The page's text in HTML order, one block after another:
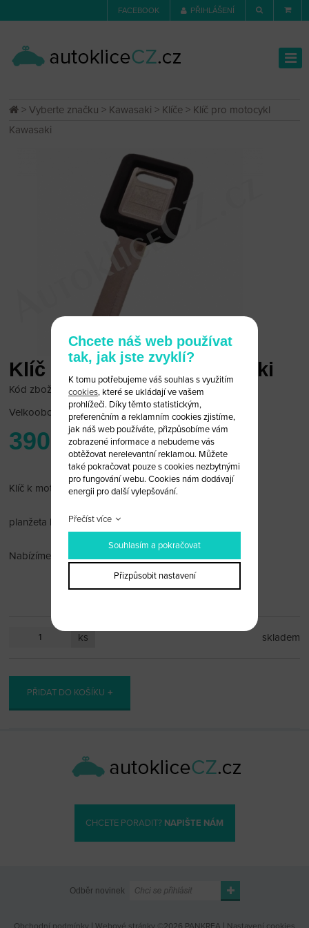
FACEBOOK PŘIHLÁŠENÍ
>Vyberte značku > Kawasaki > Klíče > Klíč pro motocykl
Kawasaki
Klíč pro motocykl Kawasaki
Kód zboží: KAW MOTO 01
Velkoobchodní cena:po přihlášení
390 Kč
Klíč k motocyklu Kawasaki
planžeta levostranná
Nabízíme též vybroušení planžety.
ks skladem
PŘIDAT DO KOŠÍKU
CHCETE PORADIT? NAPIŠTE NÁM
Odběr novinek
Obchodní podmínky | Webové stránky ©2026 PANKREA | Nastavení cookies
Chcete náš web používat
tak, jak jste zvyklí?
K tomu potřebujeme váš souhlas s využitím
cookies, které se ukládají ve vašem
prohlížeči. Díky těmto statistickým,
preferenčním a reklamním cookies zjistíme,
jak náš web používáte, přizpůsobíme vám
zobrazené informace a nebudeme vás
obtěžovat nerelevantní reklamou. Můžete
také pokračovat pouze s cookies nezbytnými
pro fungování webu. Cookies nám dodávají
energii pro další vylepšování.
Přečíst více
Souhlasím a pokračovat
Přizpůsobit nastavení